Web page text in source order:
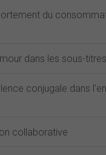
du
dans les sous-
conjugale dans
collaborative